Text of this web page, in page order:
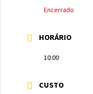
Encerrado
HORÁRIO
10:00
CUSTO